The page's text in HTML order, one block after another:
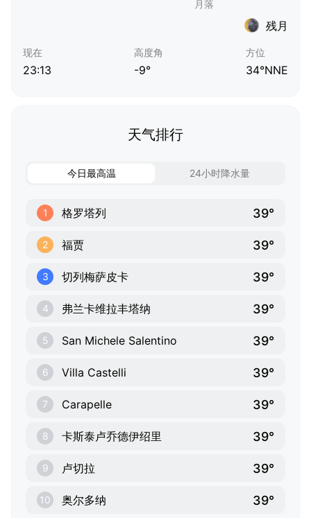
残月
现在
23:13
高度角
-9°
方位
34°NNE
天气排行
今日最高温 24小时降水量
1 格罗塔列 39°
2 福贾 39°
3 切列梅萨皮卡 39°
4 弗兰卡维拉丰塔纳 39°
5 San Michele Salentino 39°
6 Villa Castelli 39°
7 Carapelle 39°
8 卡斯泰卢乔德伊绍里 39°
9 卢切拉 39°
10 奥尔多纳 39°